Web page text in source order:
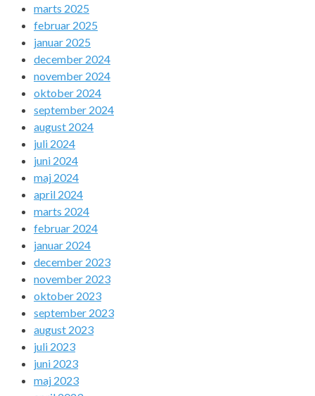
marts 2025
februar 2025
januar 2025
december 2024
november 2024
oktober 2024
september 2024
august 2024
juli 2024
juni 2024
maj 2024
april 2024
marts 2024
februar 2024
januar 2024
december 2023
november 2023
oktober 2023
september 2023
august 2023
juli 2023
juni 2023
maj 2023